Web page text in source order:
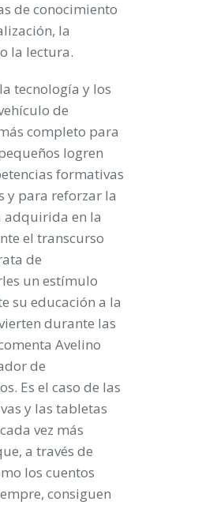
de conocimiento
la
la lectura.
tecnología y los
de
completo para
logren
formativas
y para reforzar la
adquirida en la
el transcurso
de
un estímulo
su educación a la
durante las
Avelino
de
Es el caso de las
y las tabletas
vez más
a través de
los cuentos
consiguen